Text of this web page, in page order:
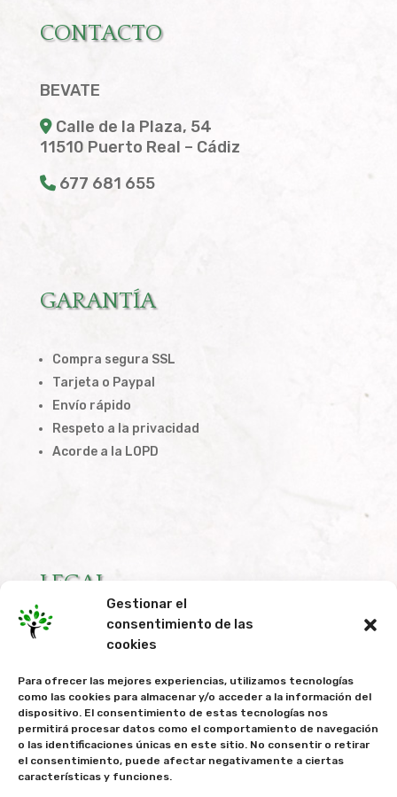
Gestionar el
consentimiento de las
cookies
Para ofrecer las mejores experiencias, utilizamos tecnologías
como las cookies para almacenar y/o acceder a la información del
dispositivo. El consentimiento de estas tecnologías nos
permitirá procesar datos como el comportamiento de navegación
o las identificaciones únicas en este sitio. No consentir o retirar
el consentimiento, puede afectar negativamente a ciertas
características y funciones.
CONTACTO
BEVATE
Calle de la Plaza, 54
11510 Puerto Real – Cádiz
677 681 655
GARANTÍA
Compra segura SSL
Tarjeta o Paypal
Envío rápido
Respeto a la privacidad
Acorde a la LOPD
LEGAL
Condiciones de Compra
Política de Cookies